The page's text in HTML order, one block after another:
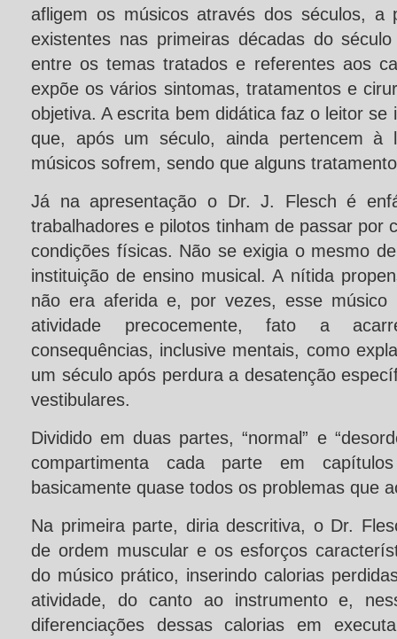
afligem os músicos através dos séculos, a
existentes nas primeiras décadas do
entre os temas tratados e referentes aos
expõe os vários sintomas, tratamentos e
objetiva. A escrita bem didática faz o leitor se
que, após um século, ainda pertencem à
músicos sofrem, sendo que alguns
Já na apresentação o Dr. J. Flesch é
trabalhadores e pilotos tinham de passar por
condições físicas. Não se exigia o mesmo
instituição de ensino musical. A nítida
não era aferida e, por vezes, esse músico
atividade precocemente, fato a
consequências, inclusive mentais, como
um século após perdura a desatenção
vestibulares.
Dividido em duas partes, “normal” e
compartimenta cada parte em
basicamente quase todos os problemas que
Na primeira parte, diria descritiva, o Dr.
de ordem muscular e os esforços
do músico prático, inserindo calorias
atividade, do canto ao instrumento e,
diferenciações dessas calorias em